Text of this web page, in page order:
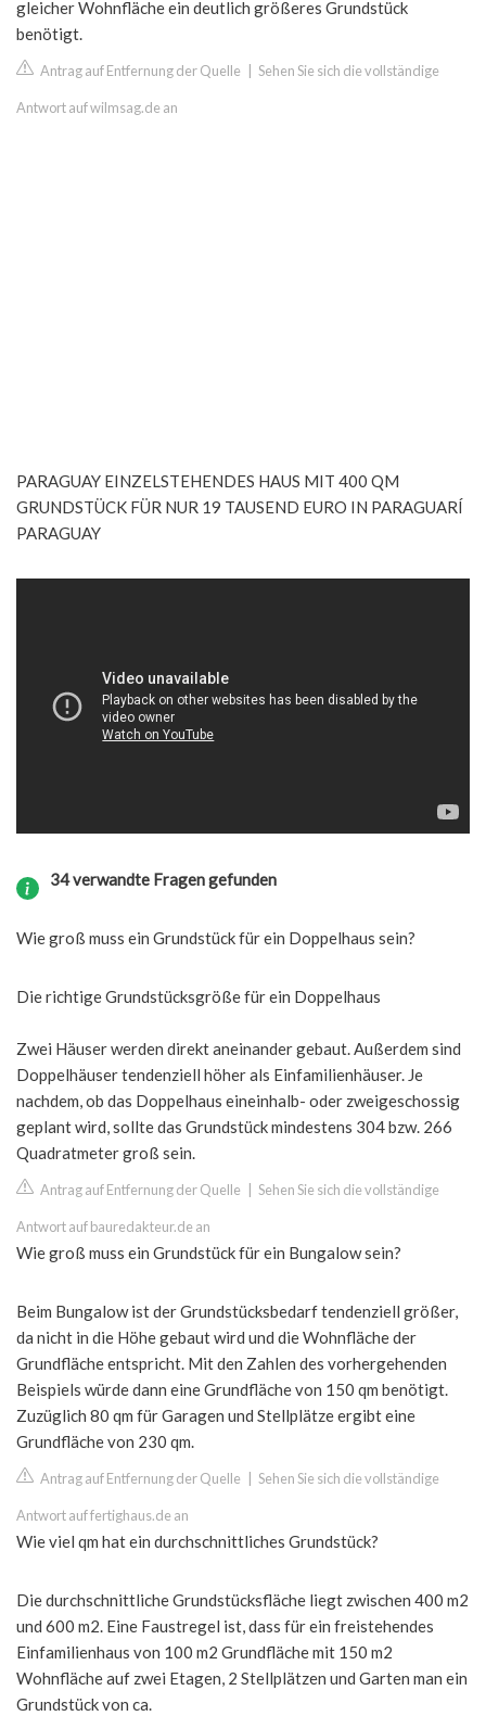
gleicher Wohnfläche ein deutlich größeres Grundstück
benötigt.
Antrag auf Entfernung der Quelle Sehen Sie sich die vollständige
Antwort auf wilmsag.de an
PARAGUAY EINZELSTEHENDES HAUS MIT 400 QM
GRUNDSTÜCK FÜR NUR 19 TAUSEND EURO IN PARAGUARÍ
PARAGUAY
34 verwandte Fragen gefunden
Wie groß muss ein Grundstück für ein Doppelhaus sein?
Die richtige Grundstücksgröße für ein Doppelhaus
Zwei Häuser werden direkt aneinander gebaut. Außerdem sind
Doppelhäuser tendenziell höher als Einfamilienhäuser. Je
nachdem, ob das Doppelhaus eineinhalb- oder zweigeschossig
geplant wird, sollte das Grundstück mindestens 304 bzw. 266
Quadratmeter groß sein.
Antrag auf Entfernung der Quelle Sehen Sie sich die vollständige
Antwort auf bauredakteur.de an
Wie groß muss ein Grundstück für ein Bungalow sein?
Beim Bungalow ist der Grundstücksbedarf tendenziell größer,
da nicht in die Höhe gebaut wird und die Wohnfläche der
Grundfläche entspricht. Mit den Zahlen des vorhergehenden
Beispiels würde dann eine Grundfläche von 150 qm benötigt.
Zuzüglich 80 qm für Garagen und Stellplätze ergibt eine
Grundfläche von 230 qm.
Antrag auf Entfernung der Quelle Sehen Sie sich die vollständige
Antwort auf fertighaus.de an
Wie viel qm hat ein durchschnittliches Grundstück?
Die durchschnittliche Grundstücksfläche liegt zwischen 400 m2
und 600 m2. Eine Faustregel ist, dass für ein freistehendes
Einfamilienhaus von 100 m2 Grundfläche mit 150 m2
Wohnfläche auf zwei Etagen, 2 Stellplätzen und Garten man ein
Grundstück von ca.